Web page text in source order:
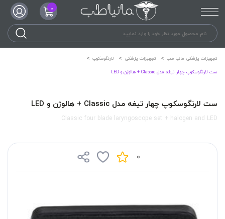
0
تجهیزات پزشکی مانیا طب تجهیزات پزشکی
لارنگوسکوپ
ست لارنگوسکوپ چهار تیغه مدل Classic + هالوژن و LED
ست لارنگوسکوپ چهار تیغه مدل Classic + هالوژن و LED
Classic four blade laryngoscope set + halogen and LED
0